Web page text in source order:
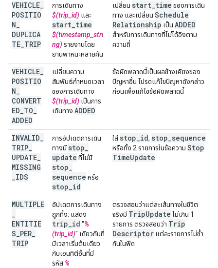
VEHICLE
POSITIO
N
DUPLICA
TE TRIP
การเดินทาง
$(trip_id) และ
start time
$(timestamp_stri
ng) รายงานโดย
ยานพาหนะหลายคัน
เปลี่ยน start time ของการเดิน
ทาง และเปลี่ยน Schedule
Relationship เป็น ADDED
สำหรับการเดินทางที่ไม่ได้อิงตาม
ความถี่
VEHICLE
POSITIO
N
CONVERT
ED TO
ADDED
เปลี่ยนความ
สัมพันธ์กำหนดเวลา
ของการเดินทาง
$(trip_id) เป็นการ
เดินทาง ADDED
ข้อผิดพลาดนี้เป็นผลข้างเคียงของ
ปัญหาอื่น โปรดแก้ไขปัญหาดังกล่าว
ก่อนเพื่อแก้ไขข้อผิดพลาดนี้
INVALID
TRIP
UPDATE
MISSING
IDS
การอัปเดตการเดิน
ทางมี stop
update ที่ไม่มี
stop
sequence หรือ
stop id
ใส่ stop id, stop sequence
หรือทั้ง 2 รายการในข้อความ Stop
TimeUpdate
MULTIPLE
ENTITIE
S PER
TRIP
อัปเดตการเดินทาง
ถูกทิ้ง: แสดง
trip id "%
(trip_id)" เดียวกันที่
มีเวลาเริ่มต้นเดียว
กับเอนทิตีอื่นที่มี
รหัส %
ตรวจสอบว่าแต่ละเส้นทางในชีวิต
จริงมี TripUpdate ไม่เกิน 1
รายการ ตรวจสอบว่า Trip
Descriptor แต่ละรายการไม่ซ้ำ
กันในฟีด